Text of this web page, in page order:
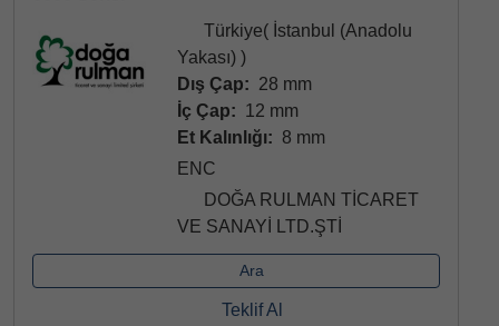
Türkiye( İstanbul (Anadolu
Yakası) )
Dış Çap: 28 mm
İç Çap: 12 mm
Et Kalınlığı: 8 mm
ENC
DOĞA RULMAN TİCARET
VE SANAYİ LTD.ŞTİ
Ara
Teklif Al